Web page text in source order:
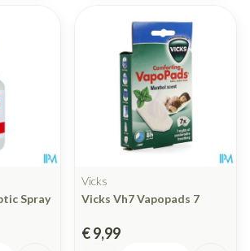
Spray
Vicks
Vicks Vh7 Vapopads 7
€ 9,99